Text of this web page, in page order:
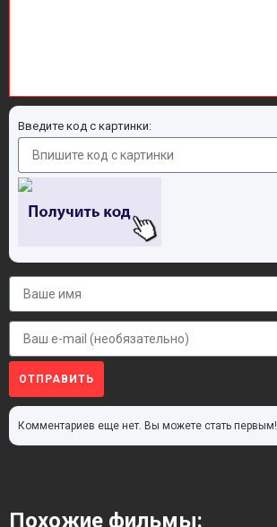
Введите код с картинки:
ОТПРАВИТЬ
Комментариев еще нет. Вы можете стать первым!
Похожие фильмы: